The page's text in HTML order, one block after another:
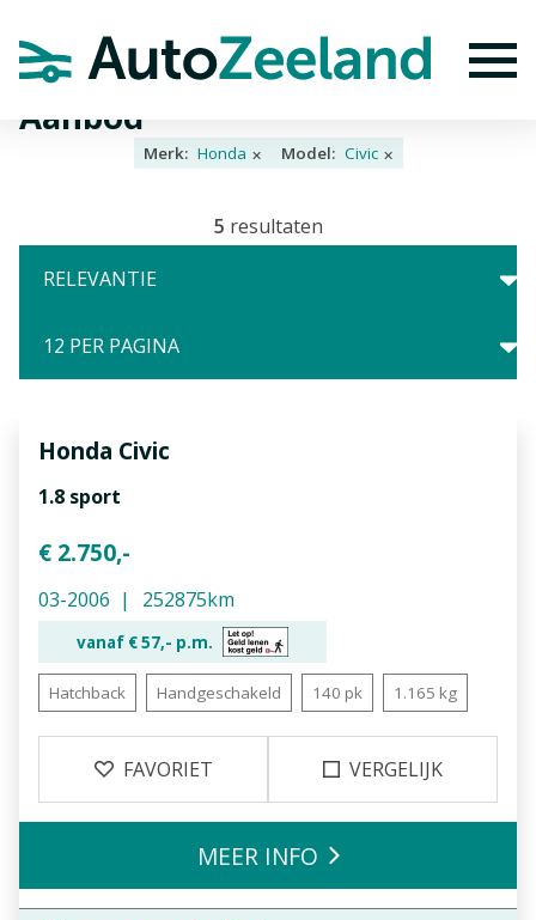
Aanbod
Merk: Honda ✕ Model: Civic ✕
5 resultaten
Honda Civic
1.8 sport
€ 2.750,-
03-2006 252875km
vanaf €57,- p.m.
Hatchback Handgeschakeld 140 pk 1.165 kg
FAVORIET VERGELIJK
MEER INFO